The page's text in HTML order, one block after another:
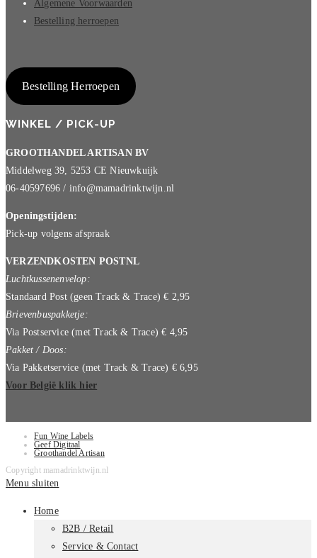
Algemene Voorwaarden
Bestelling herroepen
Bestelling Herroepen
WINKEL / PICK-UP
GROOTHANDEL ARTISAN BV
Middelweg 39, 5253 CE Nieuwkuijk
06-40597696 / info@mamadrinktwijn.nl
Openingstijden:
Pick-up volgens afspraak
VERZENDKOSTEN POSTNL
Luchtkussenenvelop:
Standaard Post (geen Track & Trace) € 2,95
Brievenbuspakketje:
Via Postservice (met Track & Trace) € 4,95
Pakket / Doos:
Via Pakketservice (met Track & Trace) € 6,95
Voor België klik hier
Fun Wine Labels
Geef Digitaal
Groothandel Artisan
Copyright mamadrinktwijn.nl
Menu sluiten
Home
B2B / Retail
Service & Contact